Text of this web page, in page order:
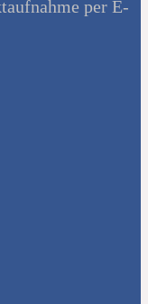
per E-